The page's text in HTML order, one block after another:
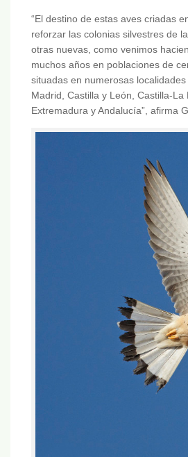
“El destino de estas aves criadas
reforzar las colonias silvestres de
otras nuevas, como venimos
muchos años en poblaciones de
situadas en numerosas
Madrid, Castilla y León, Castilla-La
Extremadura y Andalucía”, afirma